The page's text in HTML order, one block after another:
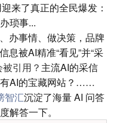
来了真正的全民爆发：
琐事...
办事情、做决策，品牌
息被AI精准“看见”并“采
引用？ 主流AI的采信
AI的宝藏网站？……
智汇沉淀了海量 AI 问答
解答一下。